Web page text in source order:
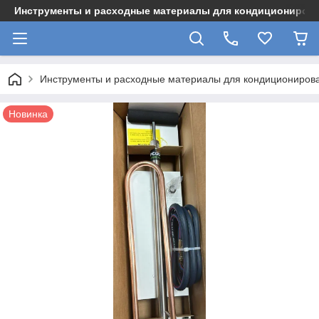
Инструменты и расходные материалы для
Инструменты и расходные материалы для
Новинка